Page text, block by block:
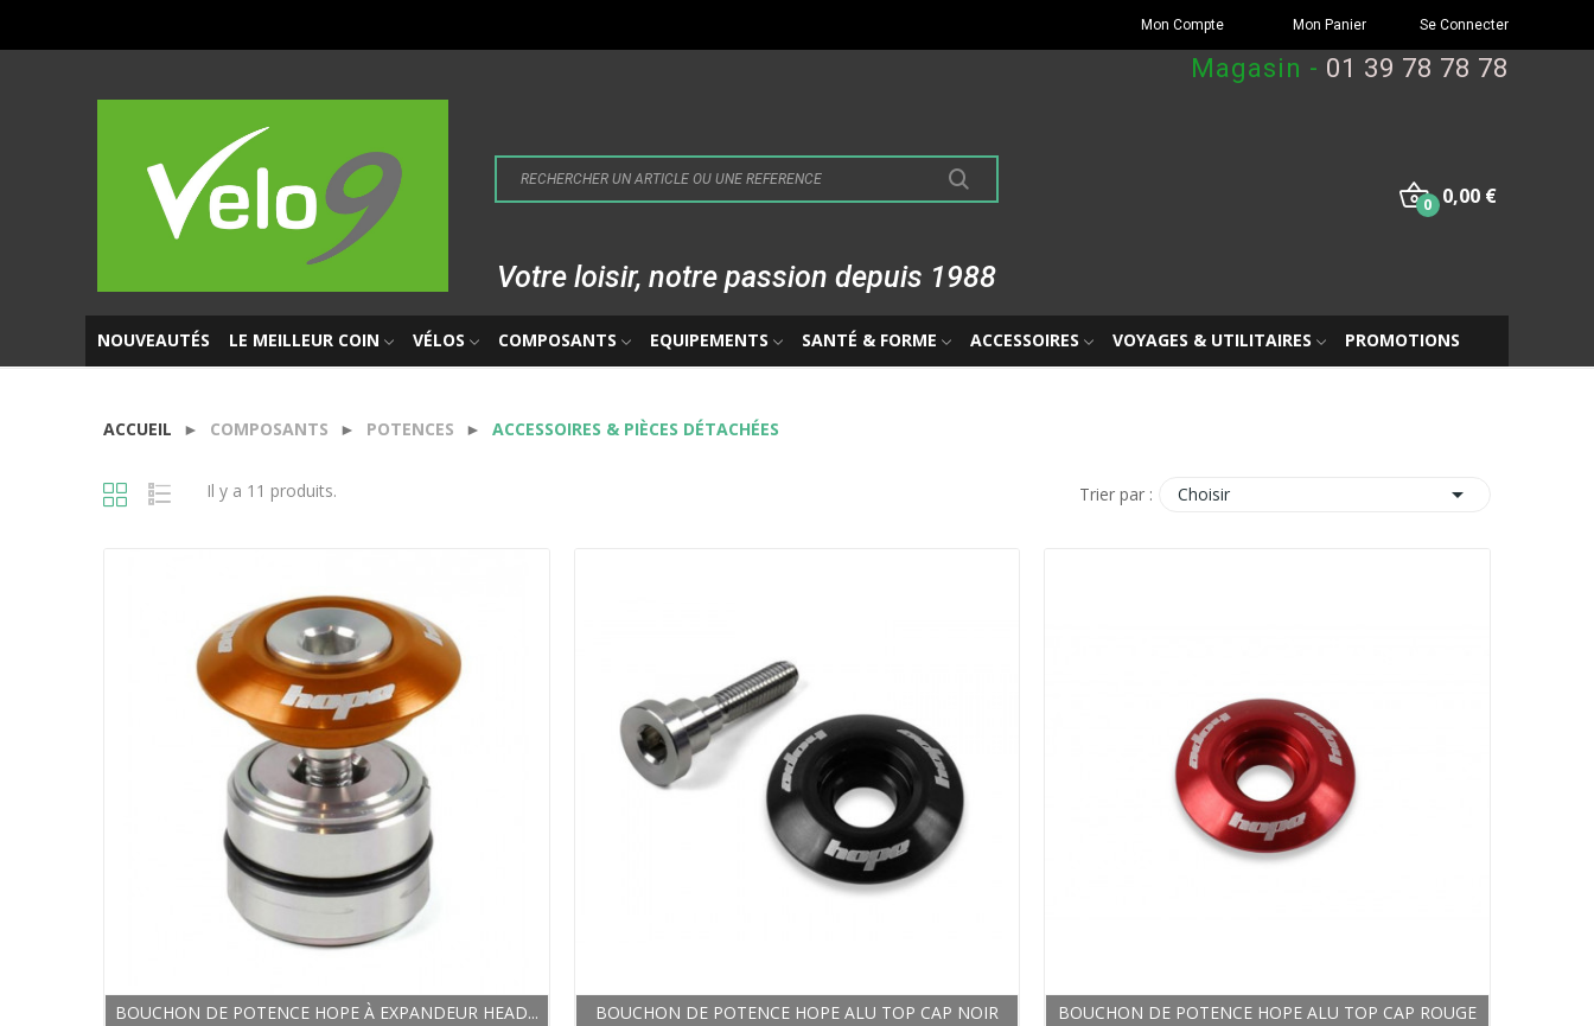
Mon Compte Mon Panier Se Connecter
Magasin - 01 39 78 78 78
Votre loisir, notre passion depuis 1988
0,00 €
0
NOUVEAUTÉS LE MEILLEUR COIN VÉLOS COMPOSANTS EQUIPEMENTS SANTÉ & FORME ACCESSOIRES VOYAGES & UTILITAIRES PROMOTIONS
ACCUEIL COMPOSANTS POTENCES ACCESSOIRES & PIÈCES DÉTACHÉES
Il y a 11 produits. Trier par : Choisir 
BOUCHON DE POTENCE HOPE À EXPANDEUR HEAD... BOUCHON DE POTENCE HOPE ALU TOP CAP NOIR BOUCHON DE POTENCE HOPE ALU TOP CAP ROUGE